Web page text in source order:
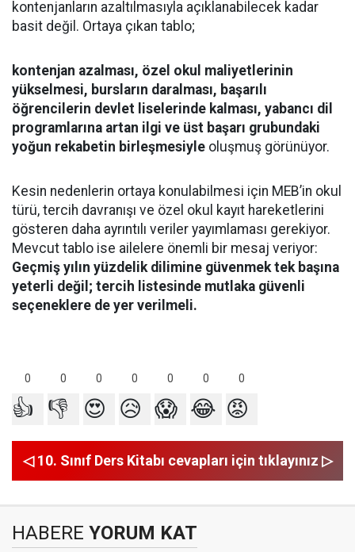
kontenjanların azaltılmasıyla açıklanabilecek kadar
basit değil. Ortaya çıkan tablo;
kontenjan azalması, özel okul maliyetlerinin
yükselmesi, bursların daralması, başarılı
öğrencilerin devlet liselerinde kalması, yabancı dil
programlarına artan ilgi ve üst başarı grubundaki
yoğun rekabetin birleşmesiyle oluşmuş görünüyor.
Kesin nedenlerin ortaya konulabilmesi için MEB’in okul
türü, tercih davranışı ve özel okul kayıt hareketlerini
gösteren daha ayrıntılı veriler yayımlaması gerekiyor.
Mevcut tablo ise ailelere önemli bir mesaj veriyor:
Geçmiş yılın yüzdelik dilimine güvenmek tek başına
yeterli değil; tercih listesinde mutlaka güvenli
seçeneklere de yer verilmeli.
0 0 0 0 0 0 0
👍 👎 😍 😥 😱 😂 😡
◁ 10. Sınıf Ders Kitabı cevapları için tıklayınız ▷
HABERE YORUM KAT